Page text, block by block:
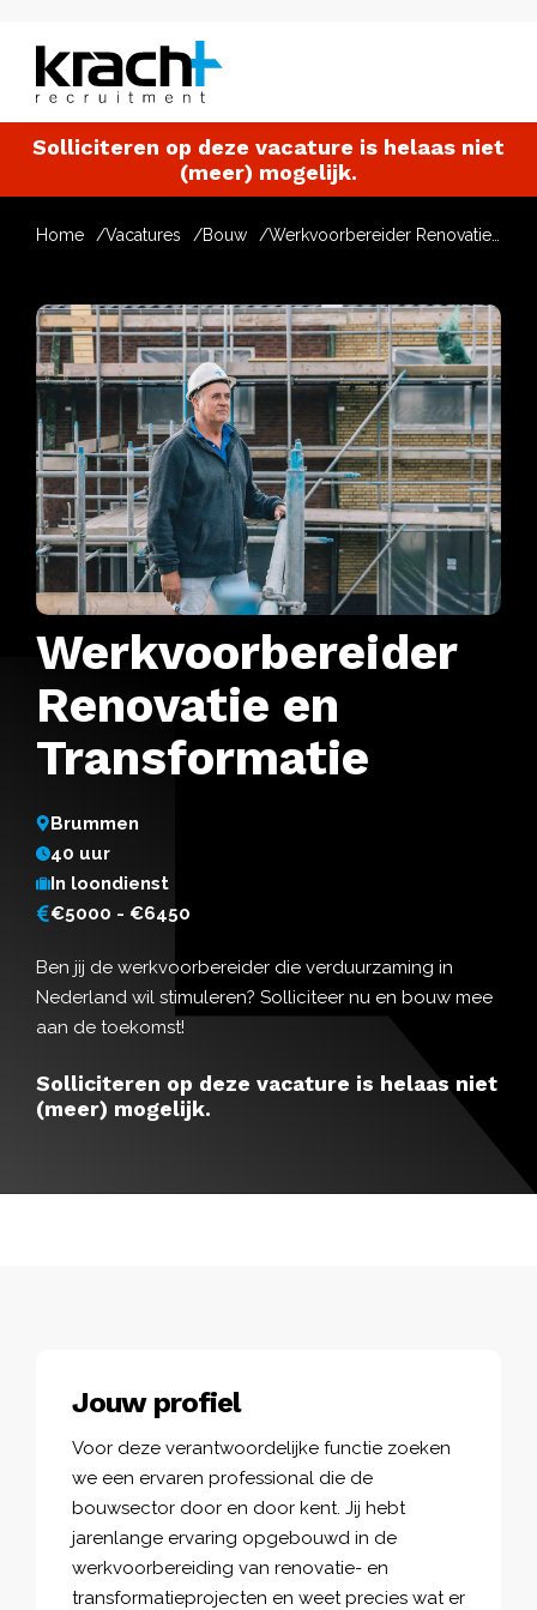
Solliciteren op deze vacature is helaas niet
(meer) mogelijk.
Home Vacatures Bouw
Werkvoorbereider
Renovatie en
Transformatie
Brummen
40 uur
In loondienst
€5000 - €6450
Ben jij de werkvoorbereider die verduurzaming in
Nederland wil stimuleren? Solliciteer nu en bouw mee
aan de toekomst!
Solliciteren op deze vacature is helaas niet
(meer) mogelijk.
Jouw profiel
Voor deze verantwoordelijke functie zoeken
we een ervaren professional die de
bouwsector door en door kent. Jij hebt
jarenlange ervaring opgebouwd in de
werkvoorbereiding van renovatie- en
transformatieprojecten en weet precies wat er